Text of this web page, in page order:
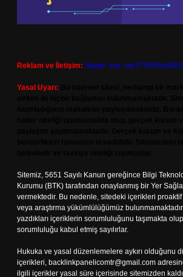
Reklam ve İletişim: Skype:
Yasal Uyarı:
Sitemiz, 5651 Sayılı Kanun gereğince Bilgi
Kurumu (BTK) tarafından onaylanmış bir Yer
vermektedir. Bu nedenle, sitedeki içerikleri
veya araştırma yükümlülüğümüz
yazdıkları içeriklerin sorumluluğunu taşımakta
sorumluluğu kabul etmiş sayılırlar.
Hukuka ve yasal düzenlemelere aykırı olduğunu
içerikleri, backlinkpanelicomtr@gmail.com
ilgili içerikler yasal süre içerisinde sitemizden